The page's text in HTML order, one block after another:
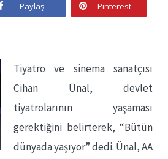
Paylaş Pinterest
Tiyatro ve sinema sanatçısı
Cihan Ünal, devlet
tiyatrolarının yaşaması
gerektiğini belirterek, “Bütün
dünyada yaşıyor” dedi. Ünal, AA